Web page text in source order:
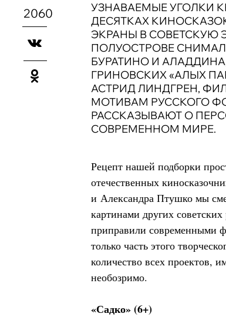
2060
УЗНАВАЕМЫЕ УГОЛКИ
ДЕСЯТКАХ
ЭКРАНЫ В СОВЕТСКУЮ
ПОЛУОСТРОВЕ
БУРАТИНО И
ГРИНОВСКИХ «АЛЫХ
АСТРИД ЛИНДГРЕН,
МОТИВАМ РУССКОГО
РАССКАЗЫВАЮТ О
СОВРЕМЕННОМ МИРЕ.
Рецепт нашей подборки
отечественных
и Александра Птушко мы
картинами других
приправили современными
только часть этого
количество всех
необозримо.
«Садко» (6+)